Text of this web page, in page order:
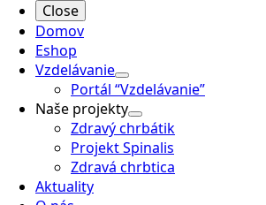
Close
Domov
Eshop
Vzdelávanie
Portál “Vzdelávanie”
Naše projekty
Zdravý chrbátik
Projekt Spinalis
Zdravá chrbtica
Aktuality